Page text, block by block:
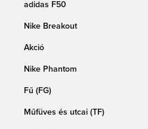
adidas F50
Nike Breakout
Akció
Nike Phantom
Fű (FG)
Műfüves és utcai (TF)